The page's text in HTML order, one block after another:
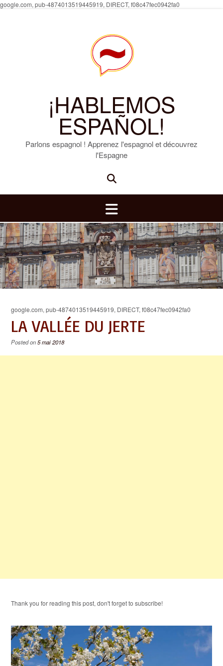
google.com, pub-4874013519445919, DIRECT, f08c47fec0942fa0
¡HABLEMOS
ESPAÑOL!
Parlons espagnol ! Apprenez l'espagnol et découvrez
l'Espagne
google.com, pub-4874013519445919, DIRECT, f08c47fec0942fa0
LA VALLÉE DU JERTE
Posted on5 mai 2018
Thank you for reading this post, don't forget to subscribe!